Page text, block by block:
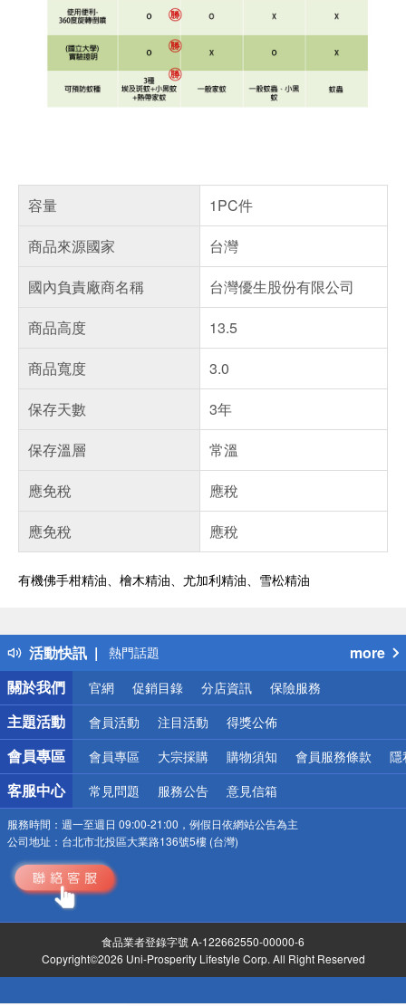
容量
1PC件
商品來源國家
台灣
國內負責廠商名稱
台灣優生股份有限公司
商品高度
13.5
商品寬度
3.0
保存天數
3年
保存溫層
常溫
應免稅
應稅
應免稅
應稅
有機佛手柑精油、檜木精油、尤加利精油、雪松精油
活動快訊
得獎公告
熱門話題
銀行優惠
偏遠地區配送
詐騙網頁！請小心！
more
關於我們
官網 促銷目錄 分店資訊 保險服務
主題活動 會員活動 注目活動 得獎公佈
會員專區 會員專區 大宗採購 購物須知 會員服務條款 隱
客服中心 常見問題 服務公告 意見信箱
服務時間： 週一至週日 09:00-21:00，例假日依網站公告為主
公司地址： 台北市北投區大業路136號5樓 (台灣)
食品業者登錄字號 A-122662550-00000-6
Copyright©2026 Uni-Prosperity Lifestyle Corp. All Right Reserved